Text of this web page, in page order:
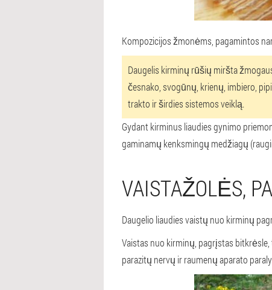
Kompozicijos žmonėms, pagamintos
Daugelis kirminų rūšių miršta
česnako, svogūnų, krienų, imbiero,
trakto ir širdies sistemos veiklą.
Gydant kirminus liaudies gynimo
gaminamų kenksmingų medžiagų
VAISTAŽOLĖS,
Daugelio liaudies vaistų nuo kirminų
Vaistas nuo kirminų, pagrįstas
parazitų nervų ir raumenų aparato